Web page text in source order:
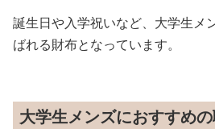
誕生日や入学祝いなど、大学生メ
ばれる財布となっています。
大学生メンズにおすすめ